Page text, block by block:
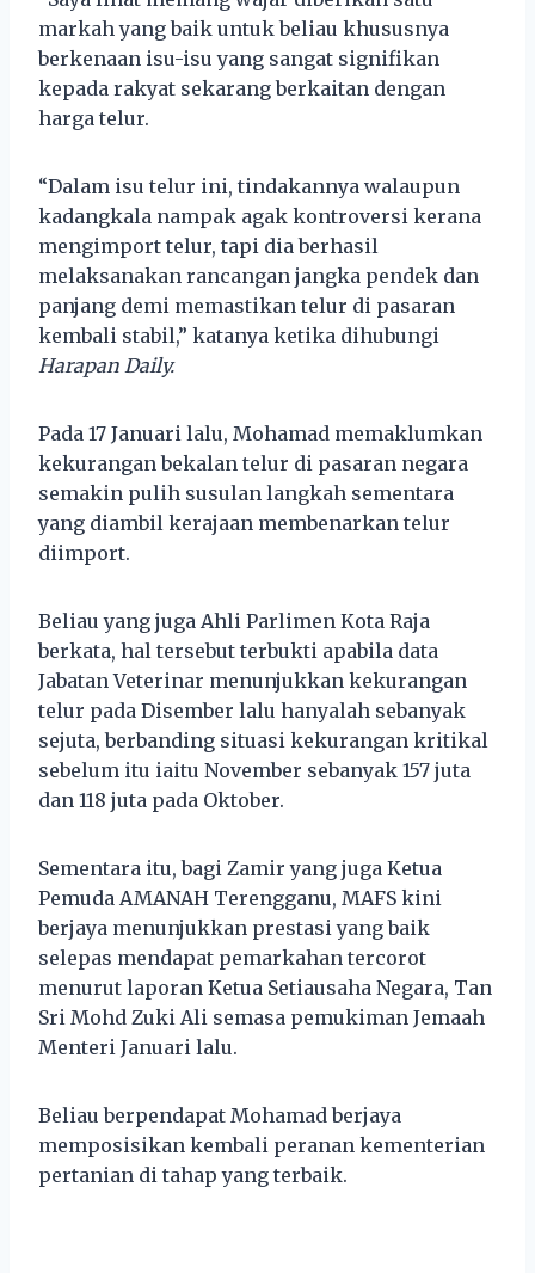
markah yang baik untuk beliau khususnya
berkenaan isu-isu yang sangat signifikan
kepada rakyat sekarang berkaitan dengan
harga telur.
“Dalam isu telur ini, tindakannya walaupun
kadangkala nampak agak kontroversi kerana
mengimport telur, tapi dia berhasil
melaksanakan rancangan jangka pendek dan
panjang demi memastikan telur di pasaran
kembali stabil,” katanya ketika dihubungi
Harapan Daily.
Pada 17 Januari lalu, Mohamad memaklumkan
kekurangan bekalan telur di pasaran negara
semakin pulih susulan langkah sementara
yang diambil kerajaan membenarkan telur
diimport.
Beliau yang juga Ahli Parlimen Kota Raja
berkata, hal tersebut terbukti apabila data
Jabatan Veterinar menunjukkan kekurangan
telur pada Disember lalu hanyalah sebanyak
sejuta, berbanding situasi kekurangan kritikal
sebelum itu iaitu November sebanyak 157 juta
dan 118 juta pada Oktober.
Sementara itu, bagi Zamir yang juga Ketua
Pemuda AMANAH Terengganu, MAFS kini
berjaya menunjukkan prestasi yang baik
selepas mendapat pemarkahan tercorot
menurut laporan Ketua Setiausaha Negara, Tan
Sri Mohd Zuki Ali semasa pemukiman Jemaah
Menteri Januari lalu.
Beliau berpendapat Mohamad berjaya
memposisikan kembali peranan kementerian
pertanian di tahap yang terbaik.